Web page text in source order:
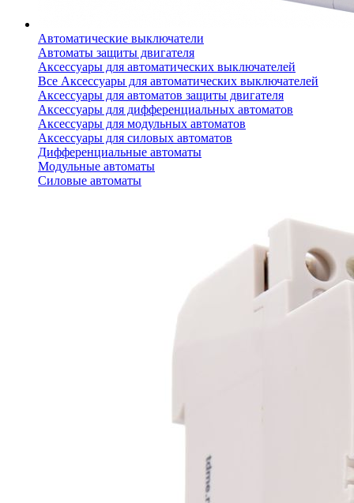
Автоматические выключатели
Автоматы защиты двигателя
Аксессуары для автоматических выключателей
Все Аксессуары для автоматических выключателей
Аксессуары для автоматов защиты двигателя
Аксессуары для дифференциальных автоматов
Аксессуары для модульных автоматов
Аксессуары для силовых автоматов
Дифференциальные автоматы
Модульные автоматы
Силовые автоматы